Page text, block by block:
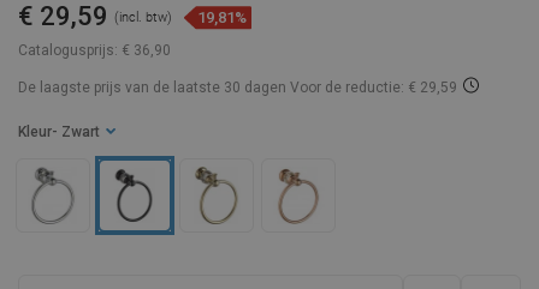
Catalogusprijs: € 36,90
€ 29,59 (incl. btw) 19,81%
De laagste prijs van de laatste 30 dagen Voor de reductie: € 29,59
Kleur - Zwart